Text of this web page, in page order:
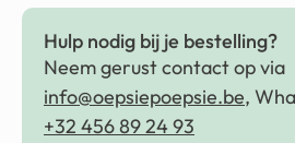
Hulp nodig bij je bestelling?
Neem gerust contact op via
info@oepsiepoepsie.be,
+32 456 89 24 93